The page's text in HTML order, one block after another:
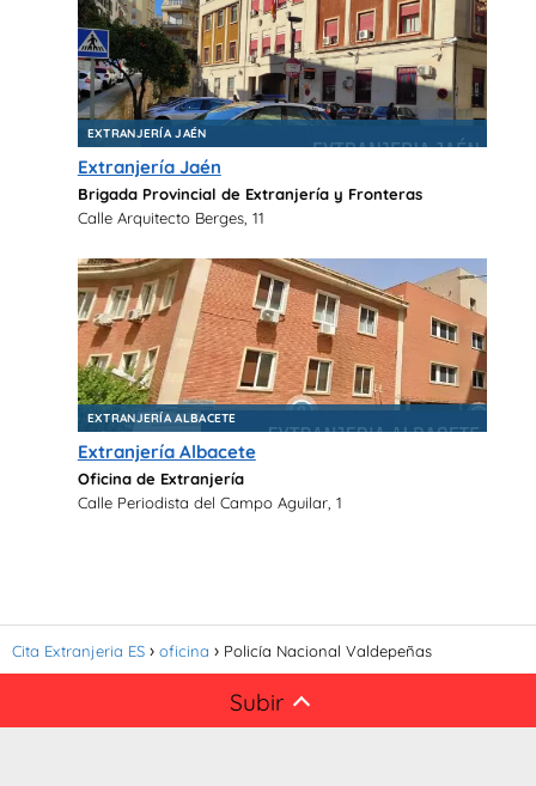
EXTRANJERÍA JAÉN
Extranjería Jaén
Brigada Provincial de Extranjería y Fronteras
Calle Arquitecto Berges, 11
EXTRANJERÍA ALBACETE
Extranjería Albacete
Oficina de Extranjería
Calle Periodista del Campo Aguilar, 1
Cita Extranjeria ES oficina Policía Nacional Valdepeñas
Subir